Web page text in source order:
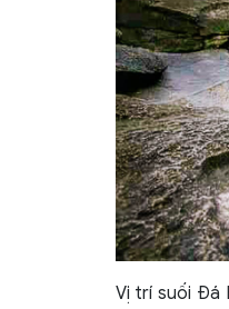
Vị trí suối Đá